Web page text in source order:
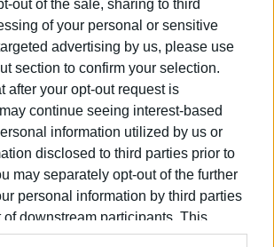
out of the sale, sharing to third
of your personal or sensitive
advertising by us, please use
section to confirm your selection.
after your opt-out request is
continue seeing interest-based
information utilized by us or
disclosed to third parties prior to
may separately opt-out of the further
personal information by third parties
of downstream participants. This
also be disclosed by us to third parties
πρόσκληση πανελλαδικής
λόγους, συγκεκριμένους:
μπούμε, ως μαθητές, σε πολιτικά
συμμεριστούμε τον εθνικισμό και τον
οι «Ανώνυμοι» οργανωτές
αλυτρωτικές τάσεις κάθε χώρας,
και της δικιάς μας.
να χωρίσουμε με τον οποιονδήποτε
Βούλγαρο ή Τούρκο συμμαθητή μας.